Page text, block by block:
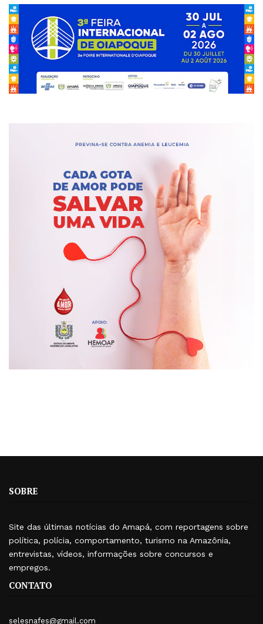
SOBRE
Site das últimas notícias do Amapá, com reportagens sobre
política, polícia, comportamento, turismo na Amazônia,
entrevistas, vídeos, informações sobre concursos e
empregos.
CONTATO
selesnafes@gmail.com